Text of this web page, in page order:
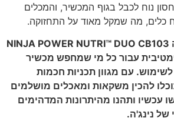
נוח לכבל בגוף המכשיר, והמכלים
כלים, מה שמקל מאוד על התחזוקה.
לסיכום, שייקר נינג'ה NINJA POWER NUTRI™ DUO CB103
עבור כל מי שמחפש מכשיר
עם מגוון תכניות חכמות
להכין משקאות ומאכלים מושלמים
ותהנו מהיתרונות המדהימים
נינג'ה.